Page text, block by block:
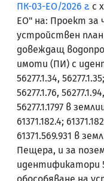
ПК-03-ЕО/2026 г. с
ЕО" на: Проект за
устройствен
довеждащ
имоти (ПИ) с
56277.1.34,
56277.1.76,
56277.1.1797 в
61371.182.4;
61371.569.931 в
Пещера, и за
идентификатори